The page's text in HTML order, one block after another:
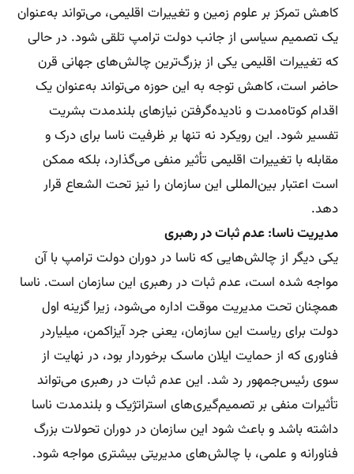
کاهش تمرکز بر علوم زمین و تغییرات اقلیمی، می‌تواند به‌عنوان
یک تصمیم سیاسی از جانب دولت ترامپ تلقی شود. در حالی
که تغییرات اقلیمی یکی از بزرگ‌ترین چالش‌های جهانی قرن
حاضر است، کاهش توجه به این حوزه می‌تواند به‌عنوان یک
اقدام کوتاه‌مدت و نادیده‌گرفتن نیازهای بلندمدت بشریت
تفسیر شود. این رویکرد نه تنها بر ظرفیت ناسا برای درک و
مقابله با تغییرات اقلیمی تأثیر منفی می‌گذارد، بلکه ممکن
است اعتبار بین‌المللی این سازمان را نیز تحت الشعاع قرار
دهد.
مدیریت ناسا: عدم ثبات در رهبری
یکی دیگر از چالش‌هایی که ناسا در دوران دولت ترامپ با آن
مواجه شده است، عدم ثبات در رهبری این سازمان است. ناسا
همچنان تحت مدیریت موقت اداره می‌شود، زیرا گزینه اول
دولت برای ریاست این سازمان، یعنی جرد آیزاکمن، میلیاردر
فناوری که از حمایت ایلان ماسک برخوردار بود، در نهایت از
سوی رئیس‌جمهور رد شد. این عدم ثبات در رهبری می‌تواند
تأثیرات منفی بر تصمیم‌گیری‌های استراتژیک و بلندمدت ناسا
داشته باشد و باعث شود این سازمان در دوران تحولات بزرگ
فناورانه و علمی، با چالش‌های مدیریتی بیشتری مواجه شود.